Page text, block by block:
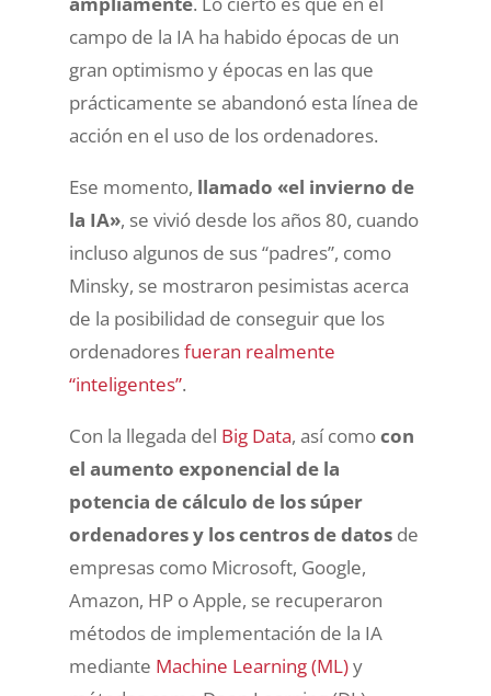
campo de la IA ha habido épocas de un
gran optimismo y épocas en las que
prácticamente se abandonó esta línea de
acción en el uso de los ordenadores.
Ese momento, llamado «el invierno de
la IA», se vivió desde los años 80, cuando
incluso algunos de sus “padres”, como
Minsky, se mostraron pesimistas acerca
de la posibilidad de conseguir que los
ordenadoresfueran realmente
“inteligentes”.
Con la llegada del Big Data, así comocon
el aumento exponencial de la
potencia de cálculo de los súper
ordenadores y los centros de datosde
empresas como Microsoft, Google,
Amazon, HP o Apple, se recuperaron
métodos de implementación de la IA
mediante Machine Learning (ML)y